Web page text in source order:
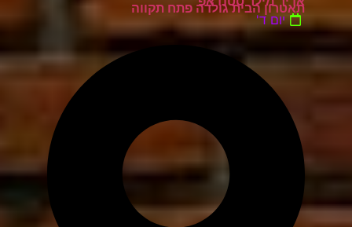
תאטרון הבית גולדה פתח תקווה
יום ד'